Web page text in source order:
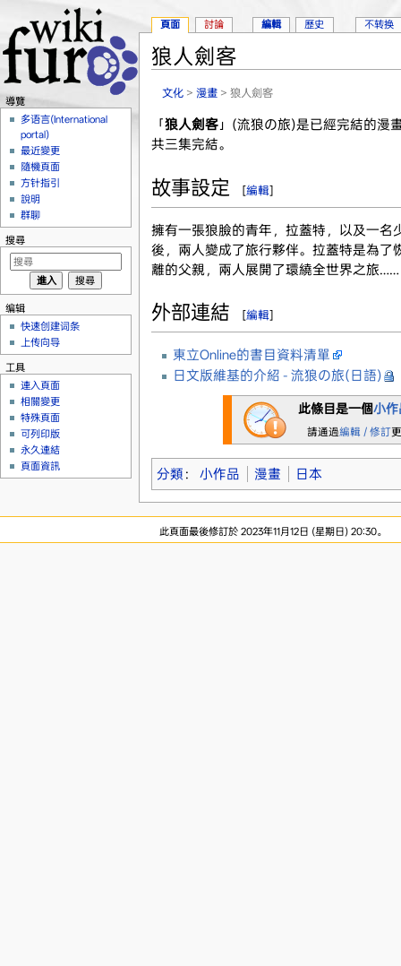
狼人劍客
文化 >漫畫 > 狼人劍客
「狼人劍客」(流狼の旅)是已經完結的漫
共三集完結。
故事設定 [編輯]
擁有一張狼臉的青年，拉蓋特，以及一
後，兩人變成了旅行夥伴。拉蓋特是為
離的父親，兩人展開了環繞全世界之旅……
外部連結 [編輯]
東立Online的書目資料清單
日文版維基的介紹 - 流狼の旅(日語)
此條目是一個小作
請通過編輯 / 修訂
分類 ： 小作品 漫畫 日本
頁面 討論 編輯 歷史 不转换
導覽
多语言(International
portal)
最近變更
隨機頁面
方针指引
說明
群聊
搜尋
编辑
快速创建词条
上传向导
工具
連入頁面
相關變更
特殊頁面
可列印版
永久連結
頁面資訊
此頁面最後修訂於 2023年11月12日 (星期日) 20:30。